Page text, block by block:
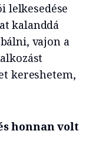
lelkesedése
kalanddá
vajon a
kereshetem,
honnan volt